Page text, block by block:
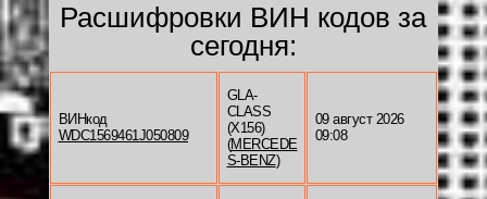
Расшифровки ВИН кодов за
сегодня:
ВИНкод
WDC1569461J050809
GLA-
CLASS
(X156)
(MERCEDE
S-BENZ)
09 август 2026
09:08